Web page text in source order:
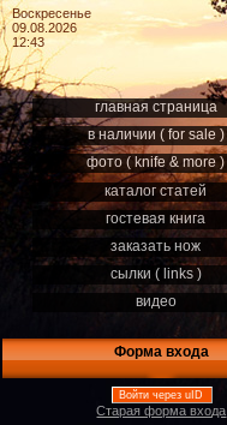
Воскресенье
09.08.2026
12:43
главная страница
в наличии ( for sale )
фото ( knife & more )
каталог статей
гостевая книга
заказать нож
сылки ( links )
видео
Форма входа
Войти через uID
Старая форма входа